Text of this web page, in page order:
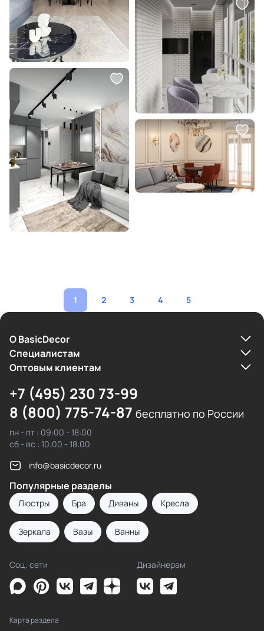
1 2 3 4 5
О BasicDecor
Cпециалистам
Оптовым клиентам
+7 (495) 230 73-99
8 (800) 775-74-87 бесплатно по России
пн - пт : 09:00 - 18:00
сб - вс : 10:00 - 18:00
info@basicdecor.ru
Популярные разделы
Люстры Бра Диваны Кресла
Зеркала Вазы Ванны
Соц. сети Дизайнерам
Карта раздела